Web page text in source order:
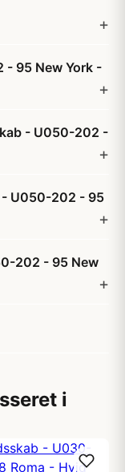
- 95 New York -
- U050-202 -
- U050-202 - 95
202 - 95 New
i